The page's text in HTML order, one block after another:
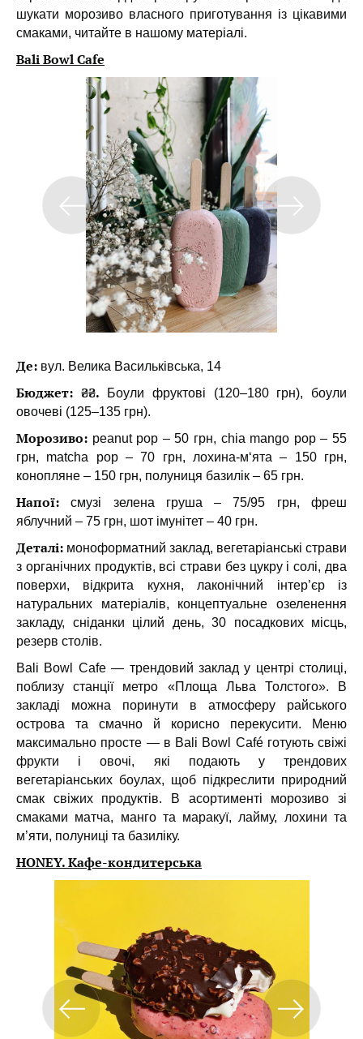
шукати морозиво власного приготування із цікавими
смаками, читайте в нашому матеріалі.
Bali Bowl Cafe
Де: вул. Велика Васильківська, 14
Бюджет: ₴₴. Боули фруктові (120–180 грн), боули
овочеві (125–135 грн).
Морозиво: peanut pop – 50 грн, chia mango pop – 55
грн, matcha pop – 70 грн, лохина-м‘ята – 150 грн,
конопляне – 150 грн, полуниця базилiк – 65 грн.
Напої: смузі зелена груша – 75/95 грн, фреш
яблучний – 75 грн, шот імунітет – 40 грн.
Деталі: моноформатний заклад, вегетаріанські страви
з органічних продуктів, всі страви без цукру і солі, два
поверхи, відкрита кухня, лаконічний інтер’єр із
натуральних матеріалів, концептуальне озеленення
закладу, сніданки цілий день, 30 посадкових місць,
резерв столів.
Bali Bowl Cafe — трендовий заклад у центрі столиці,
поблизу станції метро «Площа Льва Толстого». В
закладі можна поринути в атмосферу райського
острова та смачно й корисно перекусити. Меню
максимально просте — в Bali Bowl Café готують свіжі
фрукти і овочі, які подають у трендових
вегетаріанських боулах, щоб підкреслити природний
смак свіжих продуктів. В асортименті морозиво зі
смаками матча, манго та маракуї, лайму, лохини та
м’яти, полуниці та базиліку.
HONEY. Кафе-кондитерська